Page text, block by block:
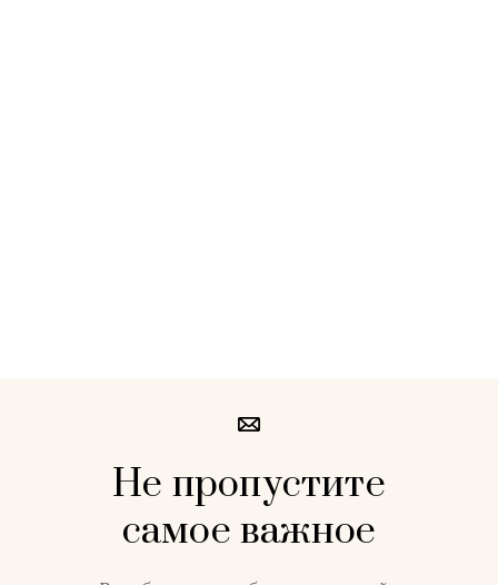
Не пропустите
самое важное